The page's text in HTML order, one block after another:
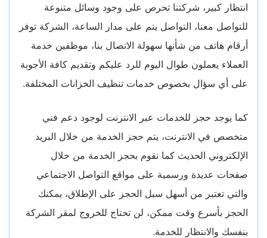
انتظار كبير، شركتنا تحرص على وجود وسائل متنوعة
للتواصل معنا، التواصل يتم على مدار الساعة، الشركة توفر
أرقام هاتف من شأنها سهولة الاتصال بنا، موظفين خدمة
العملاء يعملون طوال اليوم للرد عليكم وتقديم كافة الأجوبة
على أي سؤال بخصوص خدمات تنظيف الخزانات المختلفة.
كما يوجد حجز للخدمات عبر الانترنت لوجود دعم فني
متخصص في الانترنت، يتم حجز الخدمة من خلال البريد
الإلكتروني الحديث كما نقوم بحجز الخدمة من خلال
صفحات عديدة ورسمية على مواقع التواصل الاجتماعي
والتي تعتبر من أسهل سبل الحجز على الإطلاق، يمكنك
الحجز بأسرع وقت ممكن، لن تحتاج للخروج لمقر الشركة
بنفسك والانتظار للخدمة.